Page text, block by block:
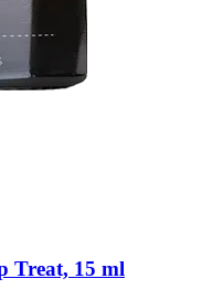
Treat, 15 ml